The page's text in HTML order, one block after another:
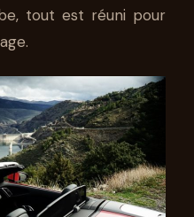
tout est réuni pour